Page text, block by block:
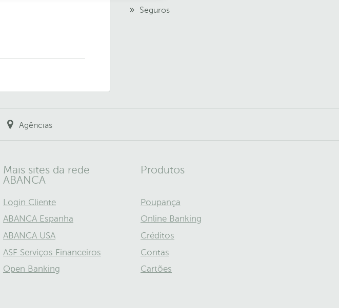
Seguros
Agências
Mais sites da rede
ABANCA
Login Cliente
ABANCA Espanha
ABANCA USA
ASF Serviços Financeiros
Open Banking
Produtos
Poupança
Online Banking
Créditos
Contas
Cartões